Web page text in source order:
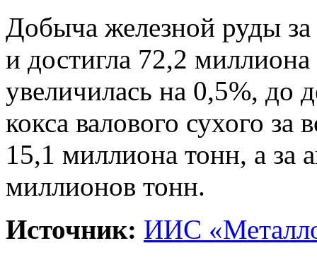
Добыча железной руды за
и достигла 72,2 миллиона
увеличилась на 0,5%, до
кокса валового сухого
15,1 миллиона тонн, а за
миллионов тонн.
Источник: ИИС